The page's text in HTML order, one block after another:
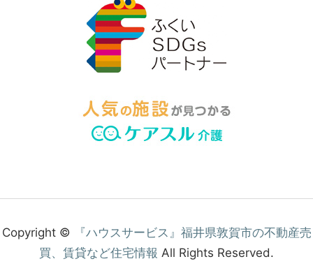
Copyright ©
『ハウスサービス』福井県敦賀市の不動産売
買、賃貸など住宅情報 All Rights Reserved.